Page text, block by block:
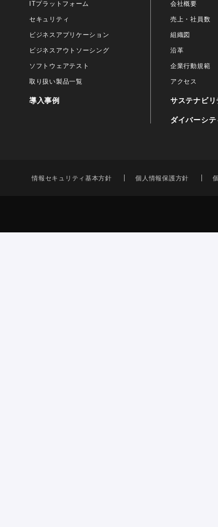
ITプラットフォーム
セキュリティ
ビジネスアプリケーション
ビジネスアウトソーシング
ソフトウェアテスト
取り扱い製品一覧
導入事例
会社概要
売上・社員数
組織図
沿革
企業行動規範
アクセス
サステナビリ
ダイバーシ
情報セキュリティ基本方針 個人情報保護方針